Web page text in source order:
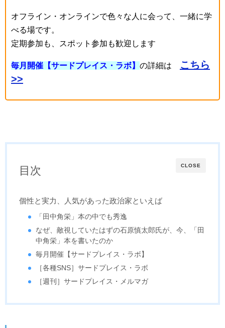
オフライン・オンラインで色々な人に会って、一緒に学
べる場です。
定期参加も、スポット参加も歓迎します
毎月開催【サードプレイス・ラボ】 の詳細は
こちら
>>
CLOSE
目次
個性と実力、人気があった政治家といえば
「田中角栄」本の中でも秀逸
なぜ、敵視していたはずの石原慎太郎氏が、今、「田
中角栄」本を書いたのか
毎月開催【サードプレイス・ラボ】
［各種SNS］サードプレイス・ラボ
［週刊］サードプレイス・メルマガ